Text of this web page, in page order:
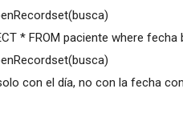
* FROM paciente where
con el día, no con la fecha